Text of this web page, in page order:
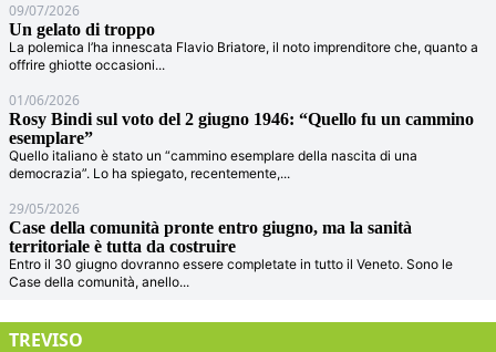
09/07/2026
Un gelato di troppo
La polemica l’ha innescata Flavio Briatore, il noto imprenditore che, quanto a
offrire ghiotte occasioni...
01/06/2026
Rosy Bindi sul voto del 2 giugno 1946: “Quello fu un cammino
esemplare”
Quello italiano è stato un “cammino esemplare della nascita di una
democrazia”. Lo ha spiegato, recentemente,...
29/05/2026
Case della comunità pronte entro giugno, ma la sanità
territoriale è tutta da costruire
Entro il 30 giugno dovranno essere completate in tutto il Veneto. Sono le
Case della comunità, anello...
TREVISO